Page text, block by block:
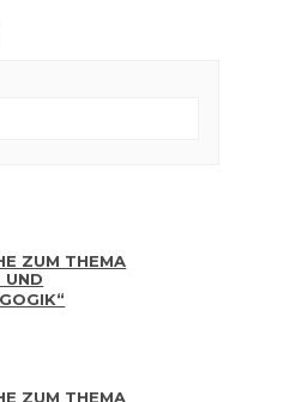
ZUM THEMA
UND
ZUM THEMA